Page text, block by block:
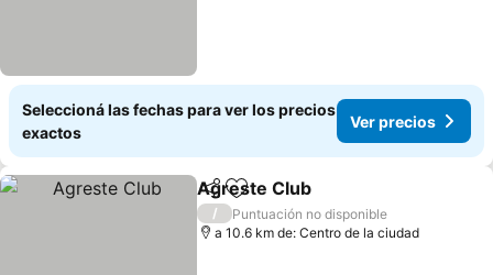
Seleccioná las fechas para ver los precios
exactos
Ver precios
CompartirAñadir a favoritos
Agreste Club
/
Puntuación no disponible
a 10.6 km de: Centro de la ciudad